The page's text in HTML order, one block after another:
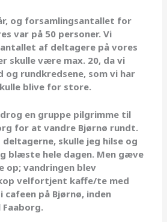
og forsamlingsantallet for
var på 50 personer. Vi
af deltagere på vores
skulle være max. 20, da vi
og rundkredsene, som vi har
blive for store.
en gruppe pilgrimme til
for at vandre Bjørnø rundt.
skulle jeg hilse og
blæste hele dagen. Men gæve
op; vandringen blev
velfortjent kaffe/te med
på Bjørnø, inden